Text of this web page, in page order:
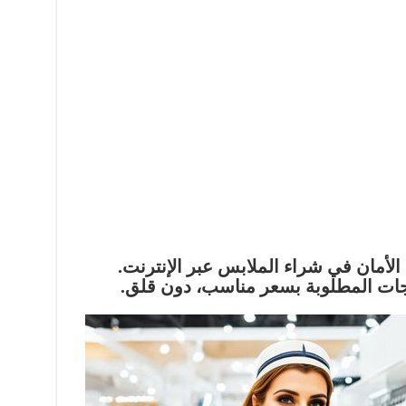
الأمان في شراء الملابس عبر الإنترنت.
المطلوبة بسعر مناسب، دون قلق.